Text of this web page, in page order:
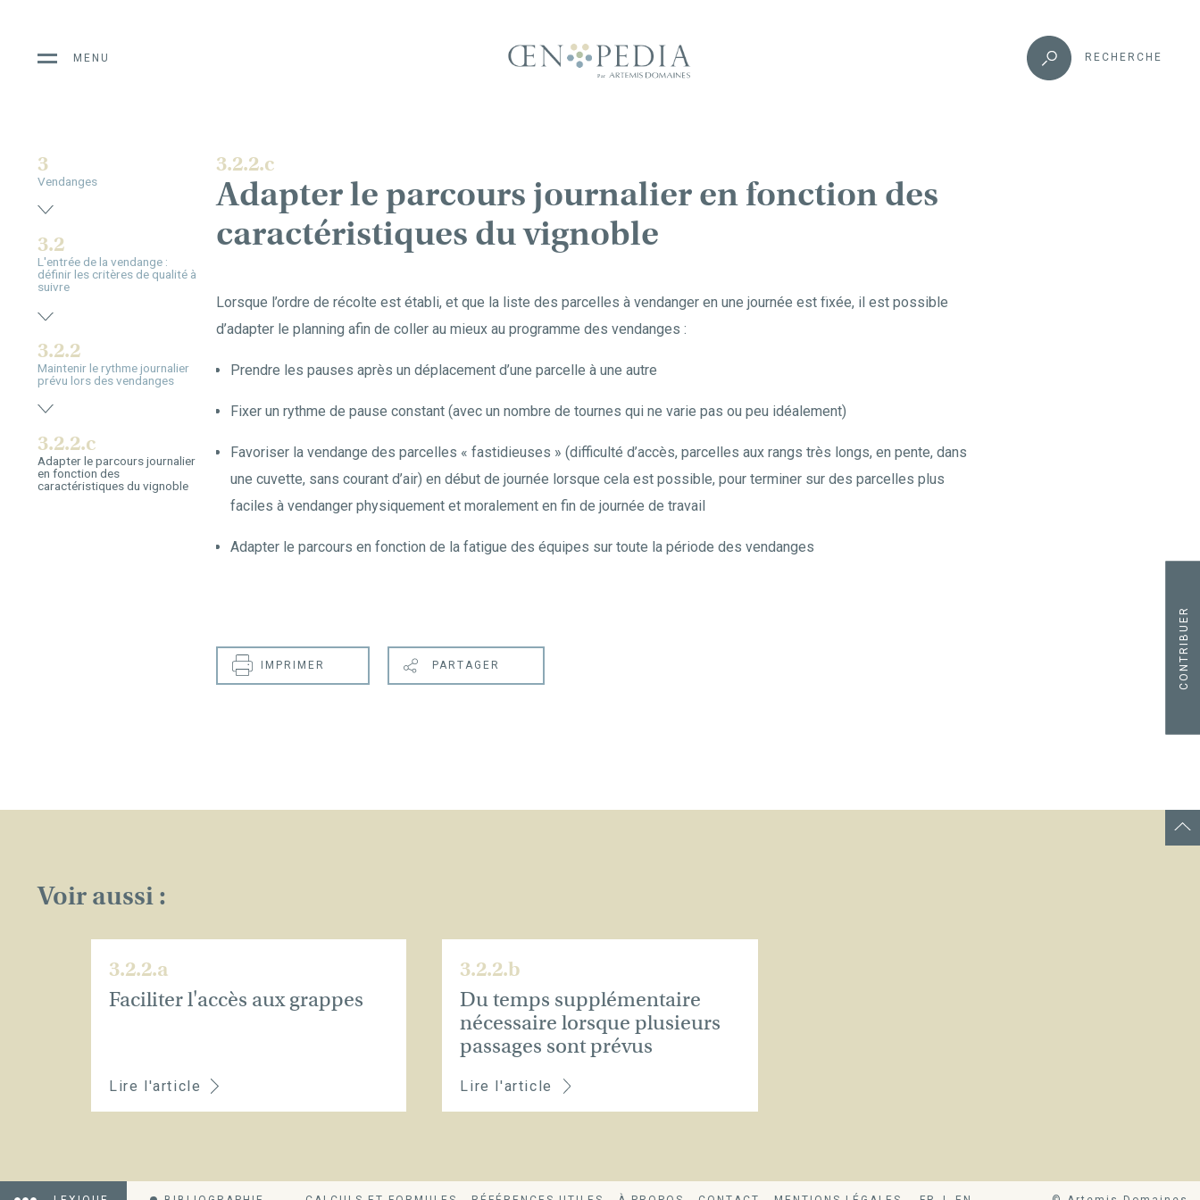
MENU RECHERCHE
3.2.2.c
Adapter le parcours journalier en fonction des
caractéristiques du vignoble
Lorsque l’ordre de récolte est établi, et que la liste des parcelles à vendanger en une journée est fixée, il est possible
d’adapter le planning afin de coller au mieux au programme des vendanges :
Prendre les pauses après un déplacement d’une parcelle à une autre
Fixer un rythme de pause constant (avec un nombre de tournes qui ne varie pas ou peu idéalement)
Favoriser la vendange des parcelles « fastidieuses » (difficulté d’accès, parcelles aux rangs très longs, en pente, dans
une cuvette, sans courant d’air) en début de journée lorsque cela est possible, pour terminer sur des parcelles plus
faciles à vendanger physiquement et moralement en fin de journée de travail
Adapter le parcours en fonction de la fatigue des équipes sur toute la période des vendanges
CONTRIBUER
IMPRIMER PARTAGER
3
Vendanges
3.2
L'entrée de la vendange :
définir les critères de qualité à
suivre
3.2.2
Maintenir le rythme journalier
prévu lors des vendanges
3.2.2.c
Adapter le parcours journalier
en fonction des
caractéristiques du vignoble
Voir aussi :
3.2.2.a
Faciliter l'accès aux grappes
Lire l'article
3.2.2.b
Du temps supplémentaire
nécessaire lorsque plusieurs
passages sont prévus
Lire l'article